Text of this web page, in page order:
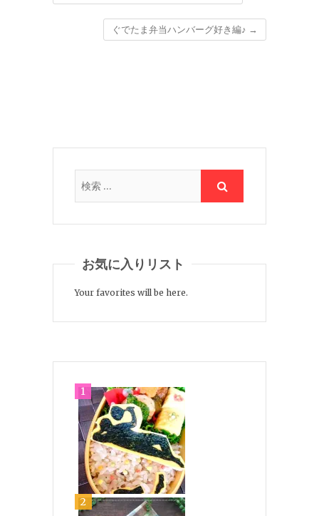
ぐでたま弁当ハンバーグ好き編♪ →
お気に入りリスト
Your favorites will be here.